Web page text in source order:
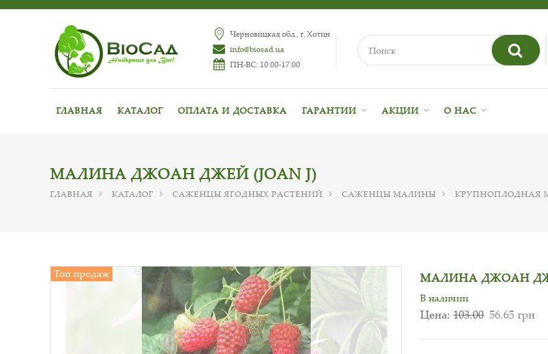
Черновицкая обл., г. Хотин
info@biosad.ua
ПН-ВС: 10:00-17:00
ГЛАВНАЯ КАТАЛОГ ОПЛАТА И ДОСТАВКА ГАРАНТИИ АКЦИИ О НАС
МАЛИНА ДЖОАН ДЖЕЙ (JOAN J)
ГЛАВНАЯ КАТАЛОГ САЖЕНЦЫ ЯГОДНЫХ РАСТЕНИЙ САЖЕНЦЫ МАЛИНЫ КРУПНОПЛОДНАЯ
Топ продаж МАЛИНА ДЖОАН
В наличии
Цена: 103.00 56.65 грн